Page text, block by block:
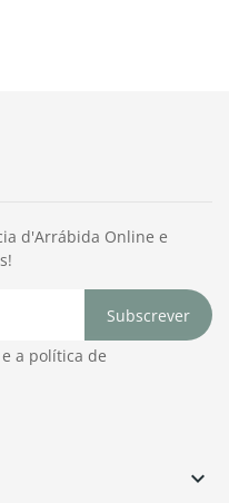

d'Arrábida Online e
Subscrever
a política de